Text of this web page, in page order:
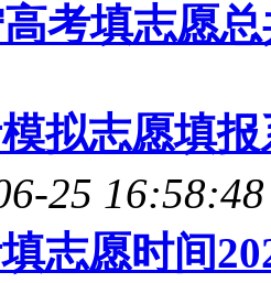
考填志愿
拟志愿填
25 16:58:48
志愿时间